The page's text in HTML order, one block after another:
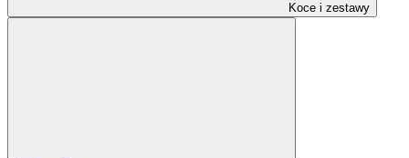
Koce i zestawy